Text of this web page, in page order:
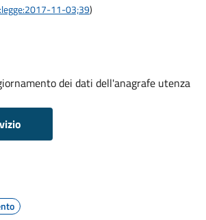
11-03;39)
dei dati dell'anagrafe utenza